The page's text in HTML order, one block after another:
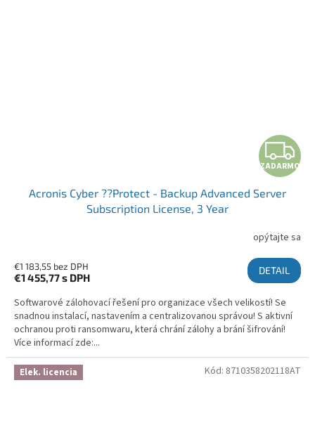
ZADARMO
Acronis Cyber ??Protect - Backup Advanced Server
Subscription License, 3 Year
opýtajte sa
€1 183,55 bez DPH
€1 455,77s DPH
DETAIL
Softwarové zálohovací řešení pro organizace všech velikostí! Se
snadnou instalací, nastavením a centralizovanou správou! S aktivní
ochranou proti ransomwaru, která chrání zálohy a brání šifrování!
Více informací zde:...
Elek. licencia Kód: 8710358202118AT